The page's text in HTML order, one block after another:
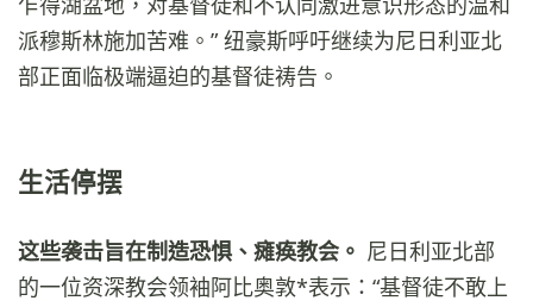
派穆斯林施加苦难。” 纽豪斯呼吁继续为尼日利亚北
部正面临极端逼迫的基督徒祷告。
生活停摆
这些袭击旨在制造恐惧、瘫痪教会。 尼日利亚北部
的一位资深教会领袖阿比奥敦*表示：“基督徒不敢上